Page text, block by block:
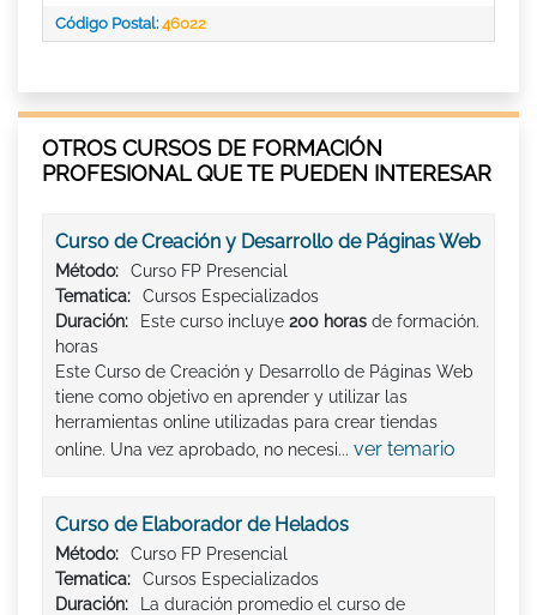
Código Postal:46022
OTROS CURSOS DE FORMACIÓN
PROFESIONAL QUE TE PUEDEN INTERESAR
Curso de Creación y Desarrollo de Páginas Web
Método:
Curso FP Presencial
Tematica:
Cursos Especializados
Duración:
Este curso incluye 200 horas de formación.
horas
Este Curso de Creación y Desarrollo de Páginas Web
tiene como objetivo en aprender y utilizar las
herramientas online utilizadas para crear tiendas
online. Una vez aprobado, no necesi... ver temario
Curso de Elaborador de Helados
Método:
Curso FP Presencial
Tematica:
Cursos Especializados
Duración:
La duración promedio el curso de